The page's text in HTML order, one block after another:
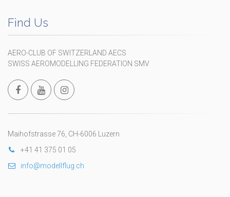
Find Us
AERO-CLUB OF SWITZERLAND AECS
SWISS AEROMODELLING FEDERATION SMV
Maihofstrasse 76, CH-6006 Luzern
+41 41 375 01 05
info@modellflug.ch